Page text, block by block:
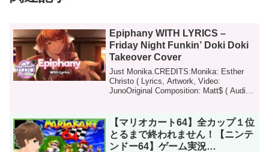
Epiphany WITH LYRICS –
Friday Night Funkin’ Doki Doki
Takeover Cover
Just Monika.CREDITS:Monika: Esther
Christo ( Lyrics, Artwork, Video:
JunoOriginal Composition: Matt$ ( Audio:
【マリオカート64】全カップ１位
とるまで終われません！【ニンテ
ンドー64】ゲーム実況